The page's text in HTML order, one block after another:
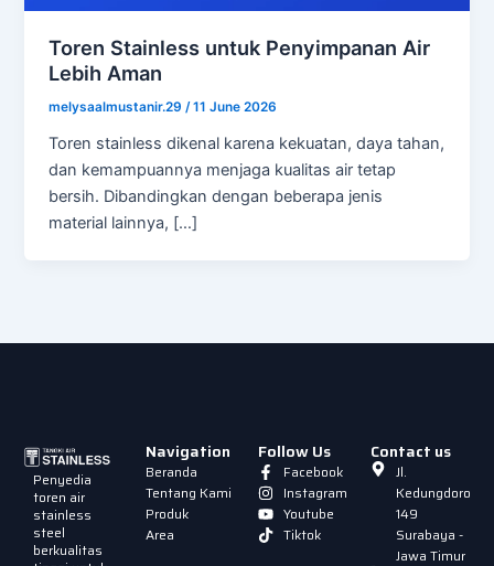
Toren Stainless untuk Penyimpanan Air
Lebih Aman
melysaalmustanir.29/11 June 2026
Toren stainless dikenal karena kekuatan, daya tahan,
dan kemampuannya menjaga kualitas air tetap
bersih. Dibandingkan dengan beberapa jenis
material lainnya, […]
Penyedia
toren air
stainless
steel
berkualitas
Navigation
Beranda
Tentang Kami
Produk
Area
Follow Us
Facebook
Instagram
Youtube
Tiktok
Contact us
Jl.
Kedungdoro
149
Surabaya -
Jawa Timur